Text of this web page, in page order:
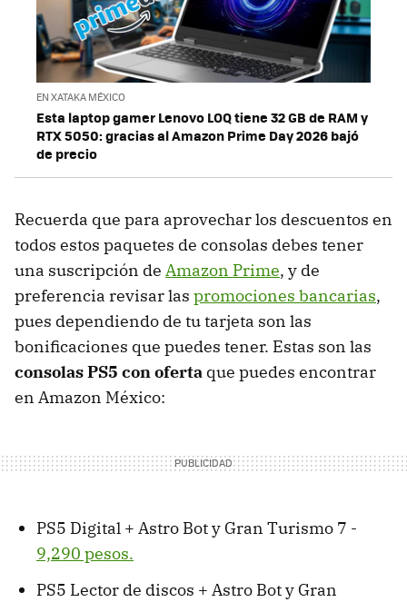
EN XATAKA MÉXICO
Esta laptop gamer Lenovo LOQ tiene 32 GB de RAM y
RTX 5050: gracias al Amazon Prime Day 2026 bajó
de precio
Recuerda que para aprovechar los descuentos en
todos estos paquetes de consolas debes tener
una suscripción de Amazon Prime, y de
preferencia revisar las promociones bancarias,
pues dependiendo de tu tarjeta son las
bonificaciones que puedes tener. Estas son las
consolas PS5 con oferta que puedes encontrar
en Amazon México:
PS5 Digital + Astro Bot y Gran Turismo 7 -
9,290 pesos.
PS5 Lector de discos + Astro Bot y Gran